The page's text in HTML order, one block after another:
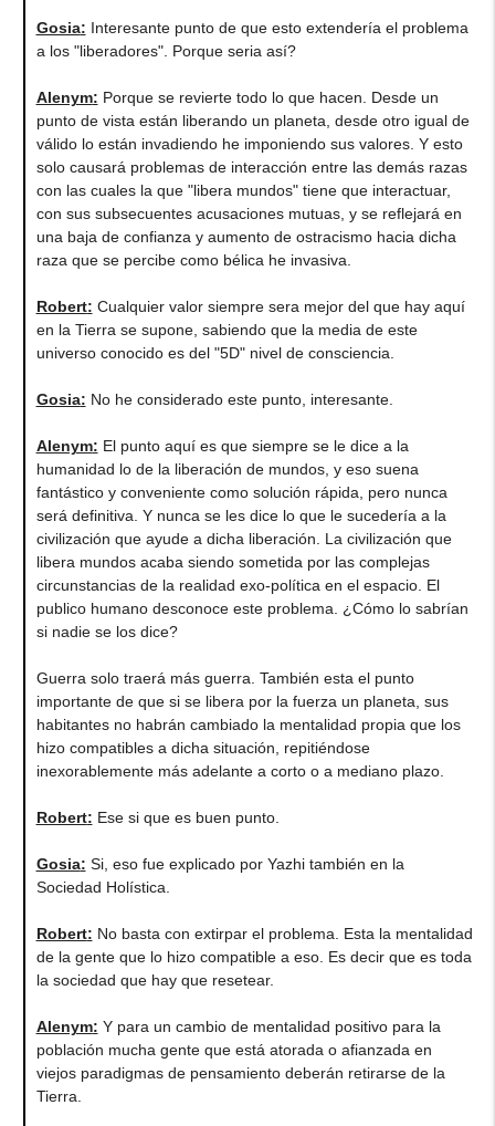
Gosia: Interesante punto de que esto extendería el problema
a los "liberadores". Porque seria así?
Alenym: Porque se revierte todo lo que hacen. Desde un
punto de vista están liberando un planeta, desde otro igual de
válido lo están invadiendo he imponiendo sus valores. Y esto
solo causará problemas de interacción entre las demás razas
con las cuales la que "libera mundos" tiene que interactuar,
con sus subsecuentes acusaciones mutuas, y se reflejará en
una baja de confianza y aumento de ostracismo hacia dicha
raza que se percibe como bélica he invasiva.
Robert: Cualquier valor siempre sera mejor del que hay aquí
en la Tierra se supone, sabiendo que la media de este
universo conocido es del "5D" nivel de consciencia.
Gosia: No he considerado este punto, interesante.
Alenym: El punto aquí es que siempre se le dice a la
humanidad lo de la liberación de mundos, y eso suena
fantástico y conveniente como solución rápida, pero nunca
será definitiva. Y nunca se les dice lo que le sucedería a la
civilización que ayude a dicha liberación. La civilización que
libera mundos acaba siendo sometida por las complejas
circunstancias de la realidad exo-política en el espacio. El
publico humano desconoce este problema. ¿Cómo lo sabrían
si nadie se los dice?
Guerra solo traerá más guerra. También esta el punto
importante de que si se libera por la fuerza un planeta, sus
habitantes no habrán cambiado la mentalidad propia que los
hizo compatibles a dicha situación, repitiéndose
inexorablemente más adelante a corto o a mediano plazo.
Robert: Ese si que es buen punto.
Gosia: Si, eso fue explicado por Yazhi también en la
Sociedad Holística.
Robert: No basta con extirpar el problema. Esta la mentalidad
de la gente que lo hizo compatible a eso. Es decir que es toda
la sociedad que hay que resetear.
Alenym: Y para un cambio de mentalidad positivo para la
población mucha gente que está atorada o afianzada en
viejos paradigmas de pensamiento deberán retirarse de la
Tierra.